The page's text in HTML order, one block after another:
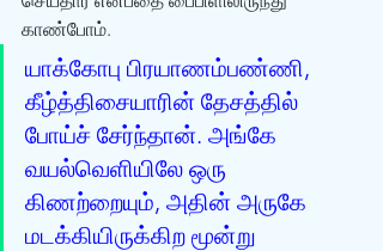
காண்போம்.
யாக்கோபு பிரயாணம்பண்ணி,
கீழ்த்திசையாரின் தேசத்தில்
போய்ச் சேர்ந்தான். அங்கே
வயல்வெளியிலே ஒரு
கிணற்றையும், அதின் அருகே
மடக்கியிருக்கிற மூன்று